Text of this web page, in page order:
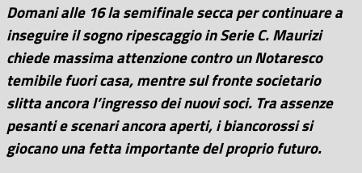
Domani alle 16 la semifinale secca per continuare a
inseguire il sogno ripescaggio in Serie C. Maurizi
chiede massima attenzione contro un Notaresco
temibile fuori casa, mentre sul fronte societario
slitta ancora l’ingresso dei nuovi soci. Tra assenze
pesanti e scenari ancora aperti, i biancorossi si
giocano una fetta importante del proprio futuro.